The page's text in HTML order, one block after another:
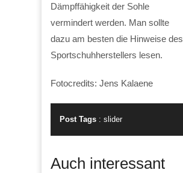
Dämpffähigkeit der Sohle
vermindert werden. Man sollte
dazu am besten die Hinweise des
Sportschuhherstellers lesen.
Fotocredits: Jens Kalaene
Post Tags : slider
Auch interessant